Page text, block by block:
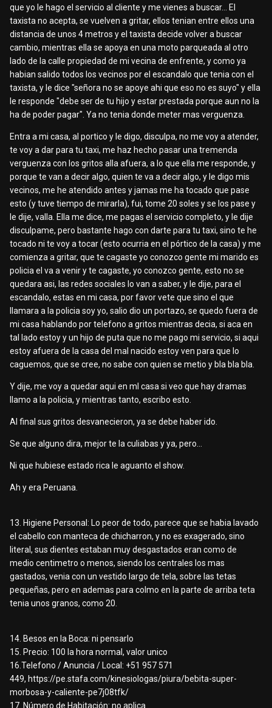
que yo le hago el servicio al cliente y me vienes a buscar... El
taxista no acepta, se vuelven a gritar, ellos tenian entre ellos una
distancia de unos 4 metros y el taxista decide volver a buscar
cambio, mientras ella se apoya en una moto parqueada al otro
lado de la calle propiedad de mi vecina de enfrente, y como ya
habian salido todos los vecinos por el escandalo que tenia con el
taxista, y le dice "señora no se apoye ahi que eso no es suyo" y ella
le responde "debe ser de tu hijo y estar prestada porque aun no la
ha de poder pagar". Ya no tenia donde meter mas verguenza.
Entra a mi casa, al portico y le digo, disculpa, no me voy a atender,
te voy a dar para tu taxi, me haz hecho pasar una tremenda
verguenza con los gritos alla afuera, a lo que ella me responde, y
porque te van a decir algo, quien te va a decir algo, y le digo mis
vecinos, me he atendido antes y jamas me ha tocado que pase
esto (y tuve tiempo de mirarla), fui, tome 20 soles y se los pase y
le dije, valla. Ella me dice, me pagas el servicio completo, y le dije
disculpame, pero bastante hago con darte para tu taxi, sino te he
tocado ni te voy a tocar (esto ocurria en el pórtico de la casa) y me
comienza a gritar, que te cagaste yo conozco gente mi marido es
policia el va a venir y te cagaste, yo conozco gente, esto no se
quedara asi, las redes sociales lo van a saber, y le dije, para el
escandalo, estas en mi casa, por favor vete que sino el que
llamara a la policia soy yo, salio dio un portazo, se quedo fuera de
mi casa hablando por telefono a gritos mientras decia, si aca en
tal lado estoy y un hijo de puta que no me pago mi servicio, si aqui
estoy afuera de la casa del mal nacido estoy ven para que lo
caguemos, que se cree, no sabe con quien se metio y bla bla bla.
Y dije, me voy a quedar aqui en ml casa si veo que hay dramas
llamo a la policia, y mientras tanto, escribo esto.
Al final sus gritos desvanecieron, ya se debe haber ido.
Se que alguno dira, mejor te la culiabas y ya, pero...
Ni que hubiese estado rica le aguanto el show.
Ah y era Peruana.
13. Higiene Personal: Lo peor de todo, parece que se habia lavado
el cabello con manteca de chicharron, y no es exagerado, sino
literal, sus dientes estaban muy desgastados eran como de
medio centimetro o menos, siendo los centrales los mas
gastados, venia con un vestido largo de tela, sobre las tetas
pequeñas, pero en ademas para colmo en la parte de arriba teta
tenia unos granos, como 20.
14. Besos en la Boca: ni pensarlo
15. Precio: 100 la hora normal, valor unico
16.Telefono / Anuncia / Local: +51 957 571
449, https://pe.stafa.com/kinesiologas/piura/bebita-super-
morbosa-y-caliente-pe7j08tfk/
17. Número de Habitación: no aplica